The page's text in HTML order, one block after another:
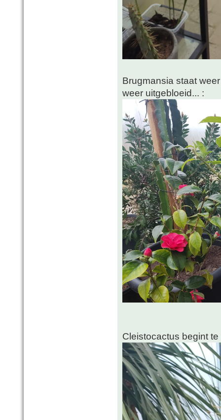
Brugmansia staat
weer uitgebloeid... :
Cleistocactus begint